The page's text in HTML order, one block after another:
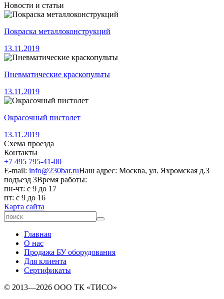
Новости и статьи
Покраска металлоконструкций
13.11.2019
Пневматические краскопульты
13.11.2019
Окрасочный пистолет
13.11.2019
Схема проезда
Контакты
+7 495 795-41-00
E-mail: info@230bar.ruНаш адрес: Москва, ул. Яхромская д.3
подъезд 3Время работы:
пн-чт: с 9 до 17
пт: с 9 до 16
Карта сайта
Главная
О нас
Продажа БУ оборудования
Для клиента
Сертификаты
© 2013—2026 ООО ТК «ТИСО»